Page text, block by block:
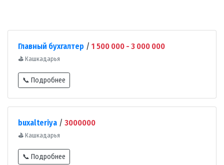
Главный бухгалтер / 1 500 000 - 3 000 000
⛳ Кашкадарья
📞 Подробнее
buxalteriya / 3000000
⛳ Кашкадарья
📞 Подробнее